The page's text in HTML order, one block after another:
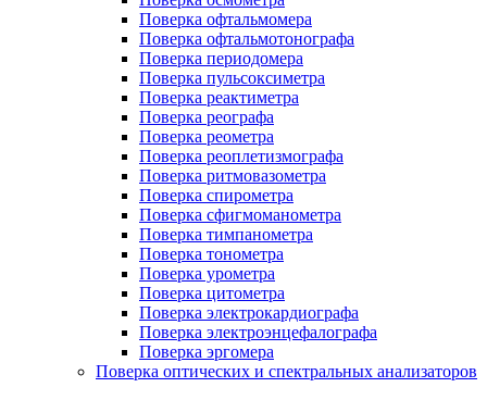
Поверка офтальмомера
Поверка офтальмотонографа
Поверка периодомера
Поверка пульсоксиметра
Поверка реактиметра
Поверка реографа
Поверка реометра
Поверка реоплетизмографа
Поверка ритмовазометра
Поверка спирометра
Поверка сфигмоманометра
Поверка тимпанометра
Поверка тонометра
Поверка урометра
Поверка цитометра
Поверка электрокардиографа
Поверка электроэнцефалографа
Поверка эргомера
Поверка оптических и спектральных анализаторов